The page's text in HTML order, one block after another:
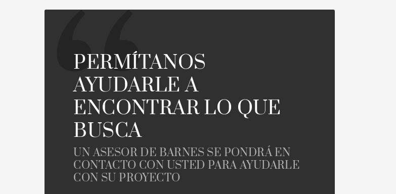
PERMÍTANOS
AYUDARLE A
ENCONTRAR LO QUE
BUSCA
UN ASESOR DE BARNES SE PONDRÁ EN
CONTACTO CON USTED PARA AYUDARLE
CON SU PROYECTO